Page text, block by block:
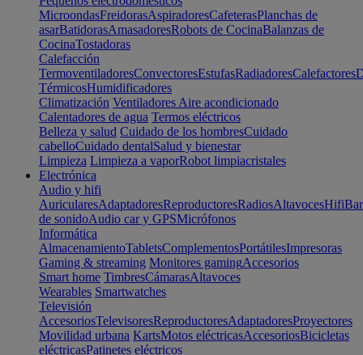
MicroondasFreidorasAspiradoresCafeterasPlanchas de
asarBatidorasAmasadoresRobots de CocinaBalanzas de
CocinaTostadoras
Calefacción
TermoventiladoresConvectoresEstufasRadiadoresCalefactores
TérmicosHumidificadores
Climatización Ventiladores Aire acondicionado
Calentadores de agua Termos eléctricos
Belleza y salud Cuidado de los hombresCuidado
cabelloCuidado dentalSalud y bienestar
Limpieza Limpieza a vaporRobot limpiacristales
Electrónica
Audio y hifi
AuricularesAdaptadoresReproductoresRadiosAltavocesHifi
de sonidoAudio car y GPSMicrófonos
Informática
AlmacenamientoTabletsComplementosPortátilesImpresoras
Gaming & streaming Monitores gamingAccesorios
Smart home TimbresCámarasAltavoces
Wearables Smartwatches
Televisión
AccesoriosTelevisoresReproductoresAdaptadoresProyectores
Movilidad urbana KartsMotos eléctricasAccesoriosBicicletas
eléctricasPatinetes eléctricos